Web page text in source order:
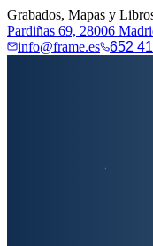
Grabados, Mapas y
Pardiñas 69, 28006
info@frame.es
652